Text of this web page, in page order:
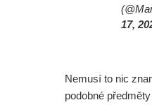
17,
Nemusí to nic
podobné